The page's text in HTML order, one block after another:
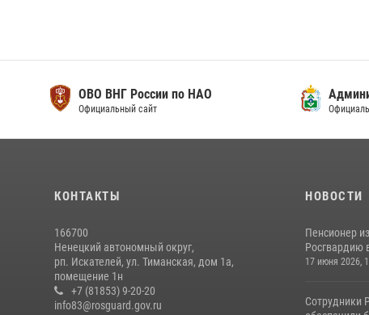
ОВО ВНГ России по НАО
Официальный сайт
КОНТАКТЫ
166700
Ненецкий автономный округ,
рп. Искателей, ул. Тиманская, дом 1а,
помещение 1н
+7 (81853) 9-20-20
info83@rosguard.gov.ru
НОВОСТИ
Пенсионер
Росгвардию
17 июня 2026,
Сотрудники